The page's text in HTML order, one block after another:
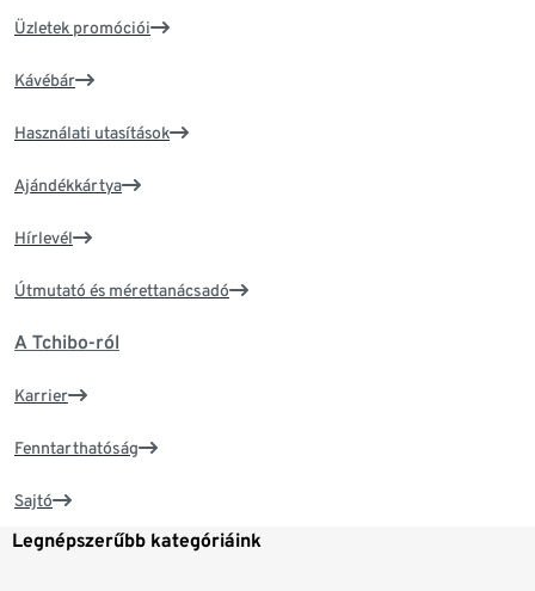
Üzletek promóciói
Kávébár
Használati utasítások
Ajándékkártya
Hírlevél
Útmutató és mérettanácsadó
A Tchibo-ról
Karrier
Fenntarthatóság
Sajtó
Legnépszerűbb kategóriáink